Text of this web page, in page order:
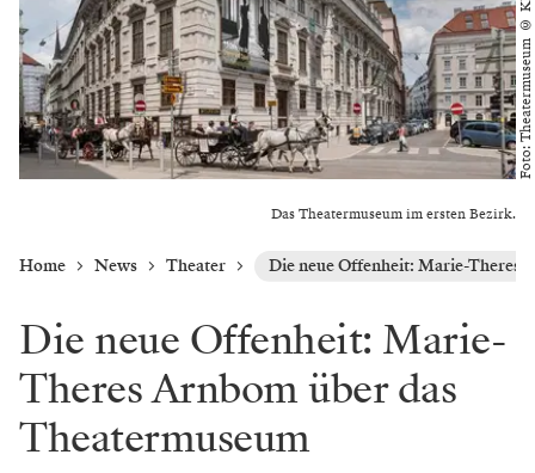
Das Theatermuseum im ersten Bezirk.
Home News Theater Die neue Offenheit: Marie-Theres
Die neue Offenheit: Marie-
Theres Arnbom über das
Theatermuseum